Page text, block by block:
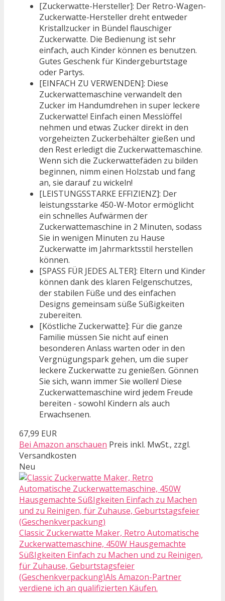
[Zuckerwatte-Hersteller]: Der Retro-Wagen-
Zuckerwatte-Hersteller dreht entweder
Kristallzucker in Bündel flauschiger
Zuckerwatte. Die Bedienung ist sehr
einfach, auch Kinder können es benutzen.
Gutes Geschenk für Kindergeburtstage
oder Partys.
[EINFACH ZU VERWENDEN]: Diese
Zuckerwattemaschine verwandelt den
Zucker im Handumdrehen in super leckere
Zuckerwatte! Einfach einen Messlöffel
nehmen und etwas Zucker direkt in den
vorgeheizten Zuckerbehälter gießen und
den Rest erledigt die Zuckerwattemaschine.
Wenn sich die Zuckerwattefäden zu bilden
beginnen, nimm einen Holzstab und fang
an, sie darauf zu wickeln!
[LEISTUNGSSTARKE EFFIZIENZ]: Der
leistungsstarke 450-W-Motor ermöglicht
ein schnelles Aufwärmen der
Zuckerwattemaschine in 2 Minuten, sodass
Sie in wenigen Minuten zu Hause
Zuckerwatte im Jahrmarktsstil herstellen
können.
[SPASS FÜR JEDES ALTER]: Eltern und Kinder
können dank des klaren Felgenschutzes,
der stabilen Füße und des einfachen
Designs gemeinsam süße Süßigkeiten
zubereiten.
[Köstliche Zuckerwatte]: Für die ganze
Familie müssen Sie nicht auf einen
besonderen Anlass warten oder in den
Vergnügungspark gehen, um die super
leckere Zuckerwatte zu genießen. Gönnen
Sie sich, wann immer Sie wollen! Diese
Zuckerwattemaschine wird jedem Freude
bereiten - sowohl Kindern als auch
Erwachsenen.
67,99 EUR
Bei Amazon anschauen Preis inkl. MwSt., zzgl.
Versandkosten
Neu
Classic Zuckerwatte Maker, Retro Automatische
Zuckerwattemaschine, 450W Hausgemachte
SüßIgkeiten Einfach zu Machen und zu Reinigen,
für Zuhause, Geburtstagsfeier
(Geschenkverpackung)Als Amazon-Partner
verdiene ich an qualifizierten Käufen.